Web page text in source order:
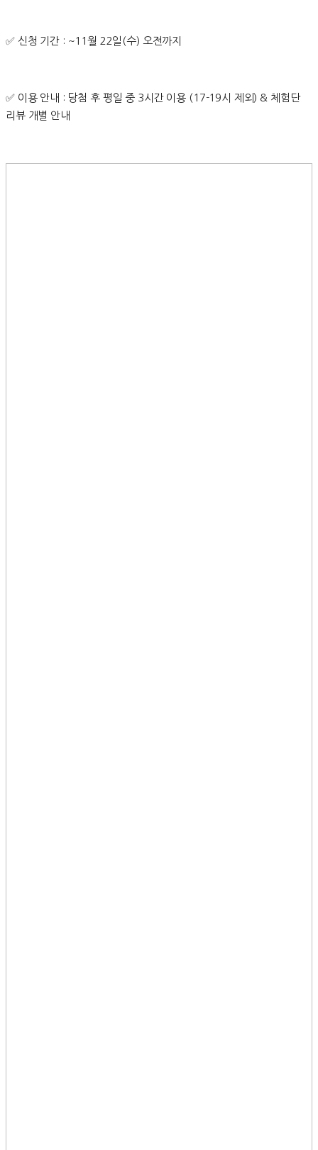
✅ 신청 기간 : ~11월 22일(수) 오전까지
✅ 이용 안내 : 당첨 후 평일 중 3시간 이용 (17-19시 제외) & 체험단
리뷰 개별 안내